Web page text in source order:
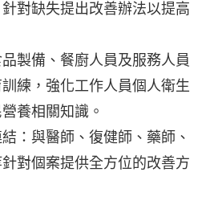
對缺失提出改善辦法以提高
製備、餐廚人員及服務人員
練，強化工作人員個人衛生
養相關知識。
：與醫師、復健師、藥師、
對個案提供全方位的改善方